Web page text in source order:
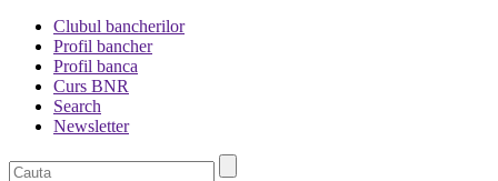
Clubul bancherilor
Profil bancher
Profil banca
Curs BNR
Search
Newsletter